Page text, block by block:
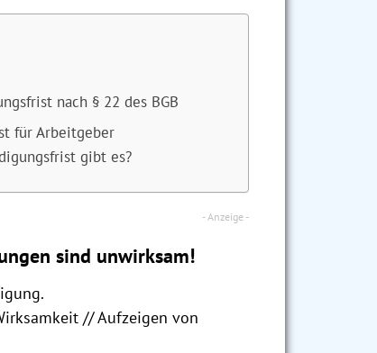
nach § 22 des BGB
für Arbeitgeber
gibt es?
sind unwirksam!
// Aufzeigen von